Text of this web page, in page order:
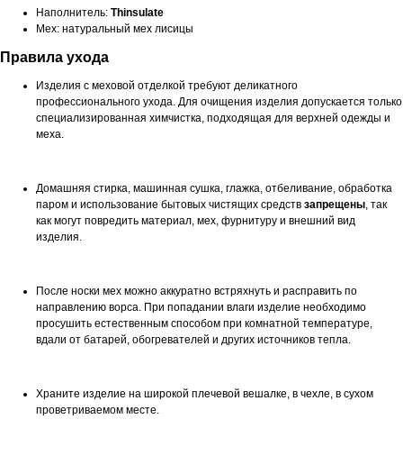
Наполнитель: Thinsulate
Мех: натуральный мех лисицы
Правила ухода
Изделия с меховой отделкой требуют деликатного
профессионального ухода. Для очищения изделия допускается только
специализированная химчистка, подходящая для верхней одежды и
меха.
Домашняя стирка, машинная сушка, глажка, отбеливание, обработка
паром и использование бытовых чистящих средств запрещены , так
как могут повредить материал, мех, фурнитуру и внешний вид
изделия.
После носки мех можно аккуратно встряхнуть и расправить по
направлению ворса. При попадании влаги изделие необходимо
просушить естественным способом при комнатной температуре,
вдали от батарей, обогревателей и других источников тепла.
Храните изделие на широкой плечевой вешалке, в чехле, в сухом
проветриваемом месте.